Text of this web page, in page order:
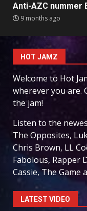
Anti-AZC nummer
9 months ago
HOT JAMZ
Welcome to Hot
wherever you are.
the jam!
Listen to the
The Opposites,
Chris Brown, LL
Fabolous, Rapper
Cassie, The Game
LATEST VIDEO